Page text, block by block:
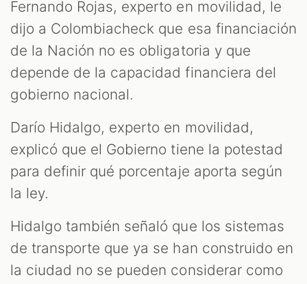
Fernando Rojas, experto en movilidad, le
dijo a Colombiacheck que esa financiación
de la Nación no es obligatoria y que
depende de la capacidad financiera del
gobierno nacional.
Darío Hidalgo, experto en movilidad,
explicó que el Gobierno tiene la potestad
para definir qué porcentaje aporta según
la ley.
Hidalgo también señaló que los sistemas
de transporte que ya se han construido en
la ciudad no se pueden considerar como